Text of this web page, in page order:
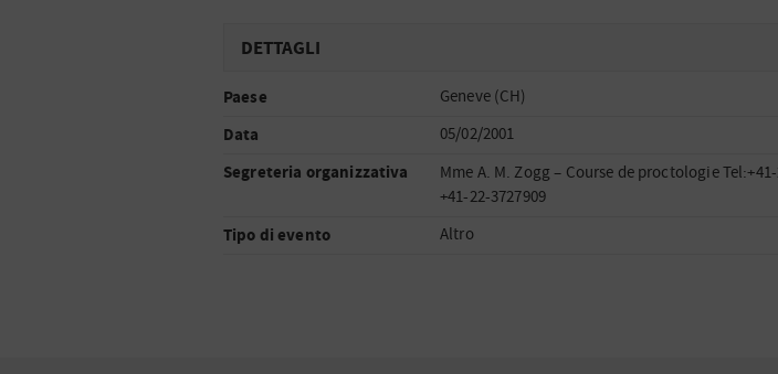
DETTAGLI
Paese Geneve (CH)
Data 05/02/2001
Segreteria organizzativa
Mme A. M. Zogg – Course de proctologie Tel:+41-
+41-22-3727909
Tipo di evento Altro